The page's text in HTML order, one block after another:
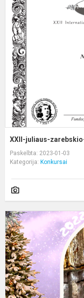
XXII-juliaus-
Paskelbta: 2023-01-03
Kategorija: Konkursai